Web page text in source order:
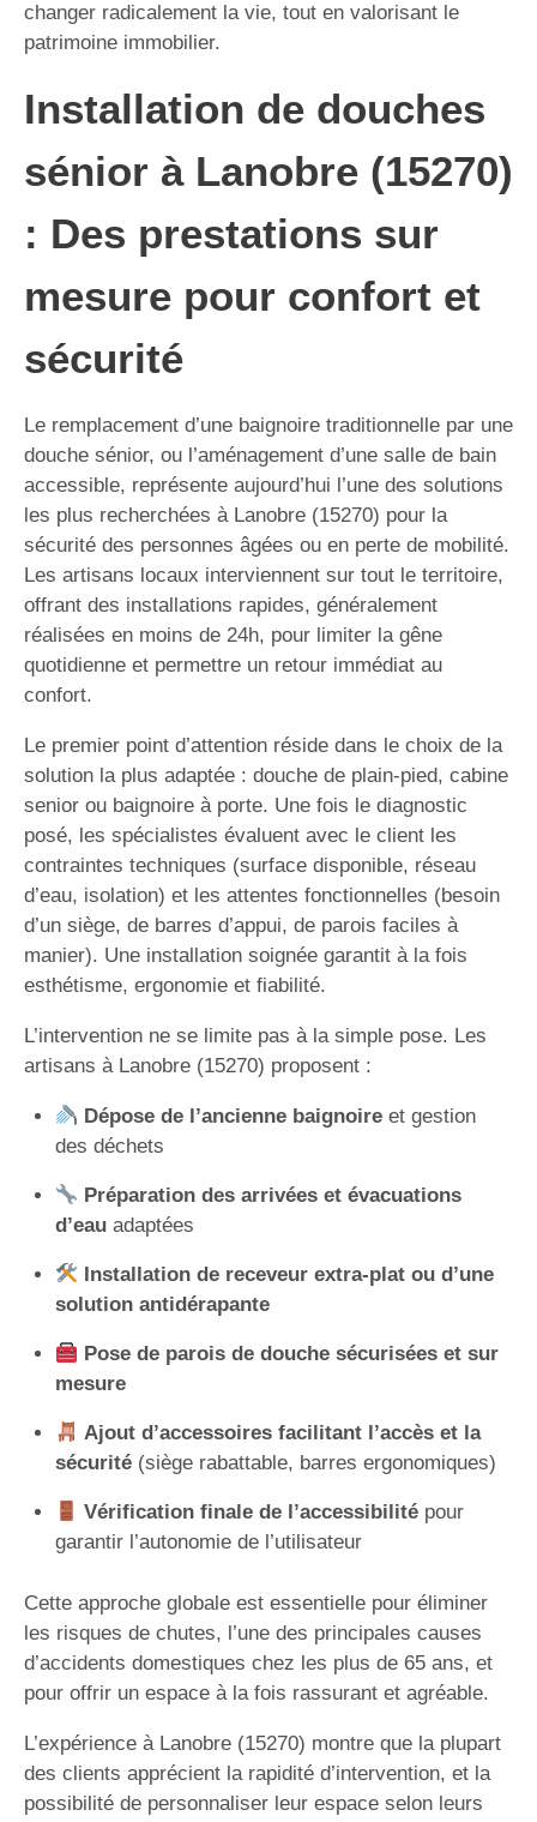
changer radicalement la vie, tout en valorisant le
patrimoine immobilier.
Installation de douches
sénior à Lanobre (15270)
: Des prestations sur
mesure pour confort et
sécurité
Le remplacement d’une baignoire traditionnelle par une
douche sénior, ou l’aménagement d’une salle de bain
accessible, représente aujourd’hui l’une des solutions
les plus recherchées à Lanobre (15270) pour la
sécurité des personnes âgées ou en perte de mobilité.
Les artisans locaux interviennent sur tout le territoire,
offrant des installations rapides, généralement
réalisées en moins de 24h, pour limiter la gêne
quotidienne et permettre un retour immédiat au
confort.
Le premier point d’attention réside dans le choix de la
solution la plus adaptée : douche de plain-pied, cabine
senior ou baignoire à porte. Une fois le diagnostic
posé, les spécialistes évaluent avec le client les
contraintes techniques (surface disponible, réseau
d’eau, isolation) et les attentes fonctionnelles (besoin
d’un siège, de barres d’appui, de parois faciles à
manier). Une installation soignée garantit à la fois
esthétisme, ergonomie et fiabilité.
L’intervention ne se limite pas à la simple pose. Les
artisans à Lanobre (15270) proposent :
Dépose de l’ancienne baignoireet gestion
des déchets
Préparation des arrivées et évacuations
d’eauadaptées
Installation de receveur extra-plat ou d’une
solution antidérapante
Pose de parois de douche sécurisées et sur
mesure
Ajout d’accessoires facilitant l’accès et la
sécurité(siège rabattable, barres ergonomiques)
Vérification finale de l’accessibilitépour
garantir l’autonomie de l’utilisateur
Cette approche globale est essentielle pour éliminer
les risques de chutes, l’une des principales causes
d’accidents domestiques chez les plus de 65 ans, et
pour offrir un espace à la fois rassurant et agréable.
L’expérience à Lanobre (15270) montre que la plupart
des clients apprécient la rapidité d’intervention, et la
possibilité de personnaliser leur espace selon leurs